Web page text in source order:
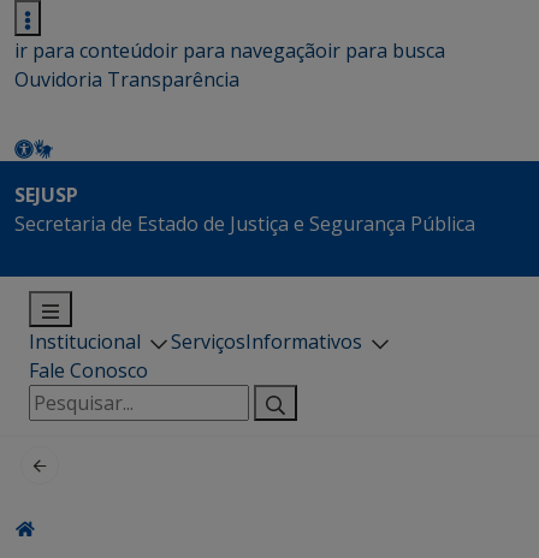
ir para conteúdoir para navegaçãoir para busca
Ouvidoria Transparência
SEJUSP
Secretaria de Estado de Justiça e Segurança Pública
Institucional ServiçosInformativos
Fale Conosco
Pesquisar
por: